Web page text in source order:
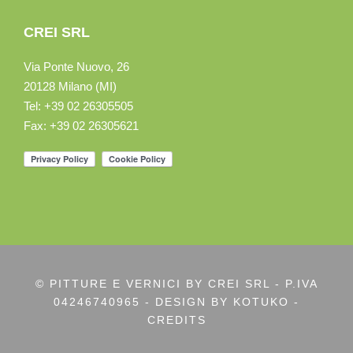
CREI SRL
Via Ponte Nuovo, 26
20128 Milano (MI)
Tel: +39 02 26305505
Fax: +39 02 26305621
© PITTURE E VERNICI BY CREI SRL - P.IVA
04246740965 - DESIGN BY KOTUKO -
CREDITS